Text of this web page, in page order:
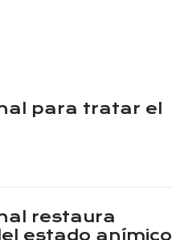
para tratar el
restaura
estado anímico